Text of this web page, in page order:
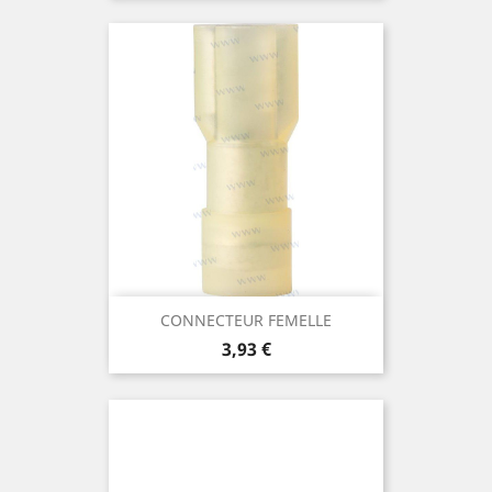
CONNECTEUR FEMELLE
Prix
3,93 €